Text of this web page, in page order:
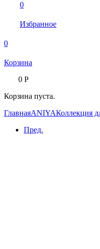
0
Избранное
0
Корзина
0Р
Корзина пуста.
ГлавнаяANIYAКоллекция
Пред.